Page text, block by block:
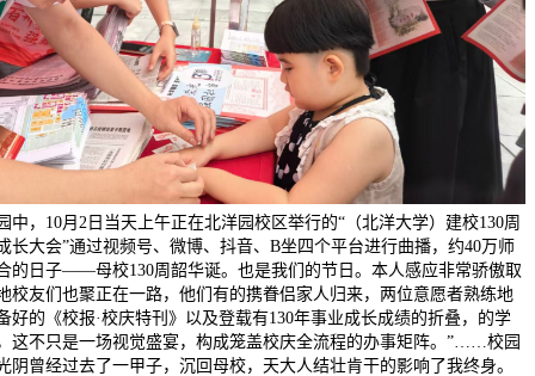
中，10月2日当天上午正在北洋园校区举行的“（北洋大学）建校130周
长大会”通过视频号、微博、抖音、B坐四个平台进行曲播，约40万师
的日子——母校130周韶华诞。也是我们的节日。本人感应非常骄傲取
校友们也聚正在一路，他们有的携眷侣家人归来，两位意愿者熟练地
好的《校报·校庆特刊》以及登载有130年事业成长成绩的折叠，的学
这不只是一场视觉盛宴，构成笼盖校庆全流程的办事矩阵。”……校园
阴曾经过去了一甲子，沉回母校，天大人结壮肯干的影响了我终身。